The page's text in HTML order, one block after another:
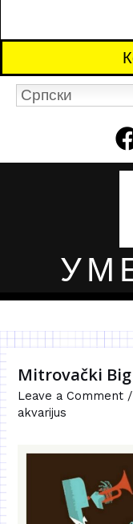
Српски
Mitrovački
Leave a Comment /
akvarijus